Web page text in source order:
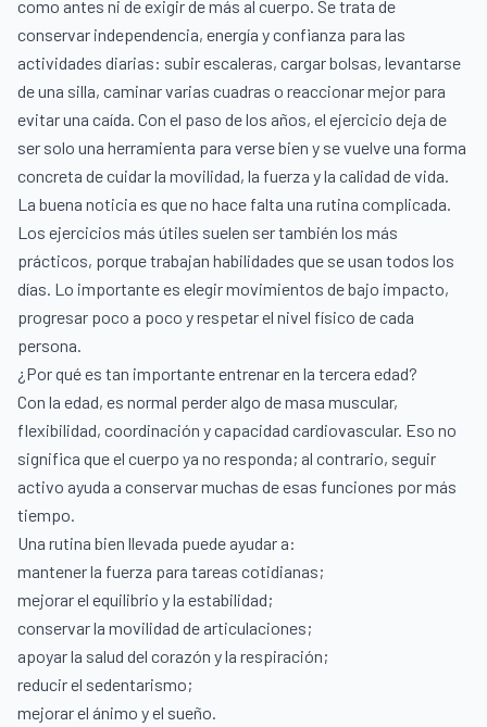
como antes ni de exigir de más al cuerpo. Se trata de
conservar independencia, energía y confianza para las
actividades diarias: subir escaleras, cargar bolsas, levantarse
de una silla, caminar varias cuadras o reaccionar mejor para
evitar una caída. Con el paso de los años, el ejercicio deja de
ser solo una herramienta para verse bien y se vuelve una forma
concreta de cuidar la movilidad, la fuerza y la calidad de vida.
La buena noticia es que no hace falta una rutina complicada.
Los ejercicios más útiles suelen ser también los más
prácticos, porque trabajan habilidades que se usan todos los
días. Lo importante es elegir movimientos de bajo impacto,
progresar poco a poco y respetar el nivel físico de cada
persona.
¿Por qué es tan importante entrenar en la tercera edad?
Con la edad, es normal perder algo de masa muscular,
flexibilidad, coordinación y capacidad cardiovascular. Eso no
significa que el cuerpo ya no responda; al contrario, seguir
activo ayuda a conservar muchas de esas funciones por más
tiempo.
Una rutina bien llevada puede ayudar a:
mantener la fuerza para tareas cotidianas;
mejorar el equilibrio y la estabilidad;
conservar la movilidad de articulaciones;
apoyar la salud del corazón y la respiración;
reducir el sedentarismo;
mejorar el ánimo y el sueño.